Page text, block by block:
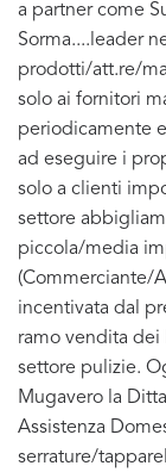
a partner come
Sorma....leader
prodotti/att.re/
solo ai fornitori
periodicamente
ad eseguire i
solo a clienti
settore
piccola/media
(Commerciante/
incentivata dal
ramo vendita dei
settore pulizie.
Mugavero la
Assistenza
serrature/